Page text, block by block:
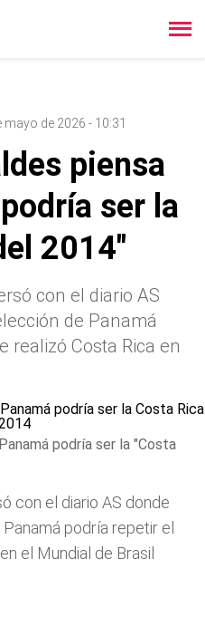
mayo de 2026 - 10:31
piensa
ser la
2014"
con el diario AS
de Panamá
realizó Costa Rica en
podría ser la "Costa
con el diario AS donde
podría repetir el
el Mundial de Brasil